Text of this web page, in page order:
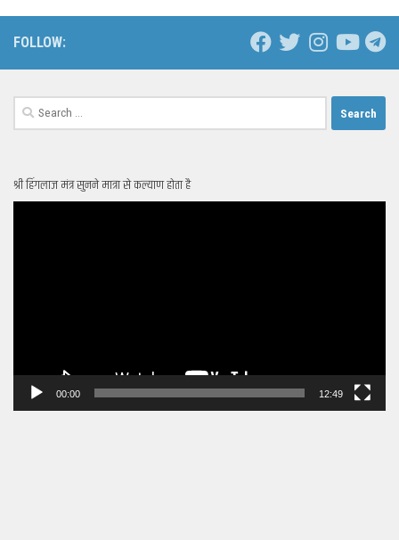
FOLLOW:
Search
for:
श्री हिंगलाज मंत्र सुनने मात्रा से कल्याण होता है
00:00 12:49